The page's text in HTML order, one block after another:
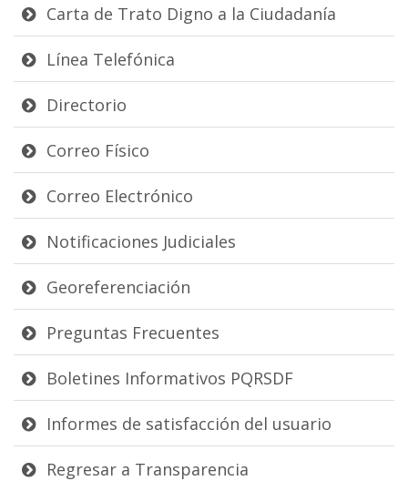
Carta de Trato Digno a la Ciudadanía
Línea Telefónica
Directorio
Correo Físico
Correo Electrónico
Notificaciones Judiciales
Georeferenciación
Preguntas Frecuentes
Boletines Informativos PQRSDF
Informes de satisfacción del usuario
Regresar a Transparencia